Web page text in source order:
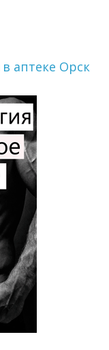
аптеке Орск